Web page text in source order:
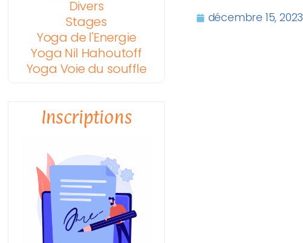
Divers
Stages
Yoga de l'Energie
Yoga Nil Hahoutoff
Yoga Voie du souffle
Inscriptions
décembre 15, 2023